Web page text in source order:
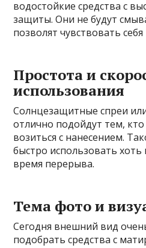
водостойкие средства с
защиты. Они не будут
позволят чувствовать
Простота и
использования
Солнцезащитные спреи
отлично подойдут тем,
возиться с нанесением.
быстро использовать хоть
время перерыва.
Тема фото и
Сегодня внешний вид
подобрать средства с